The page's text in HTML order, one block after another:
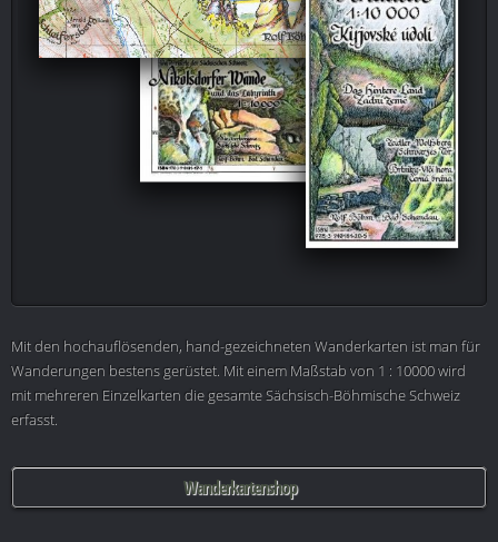
Mit den hochauflösenden, hand-gezeichneten Wanderkarten ist man für
Wanderungen bestens gerüstet. Mit einem Maßstab von 1 : 10000 wird
mit mehreren Einzelkarten die gesamte Sächsisch-Böhmische Schweiz
erfasst.
Wanderkartenshop